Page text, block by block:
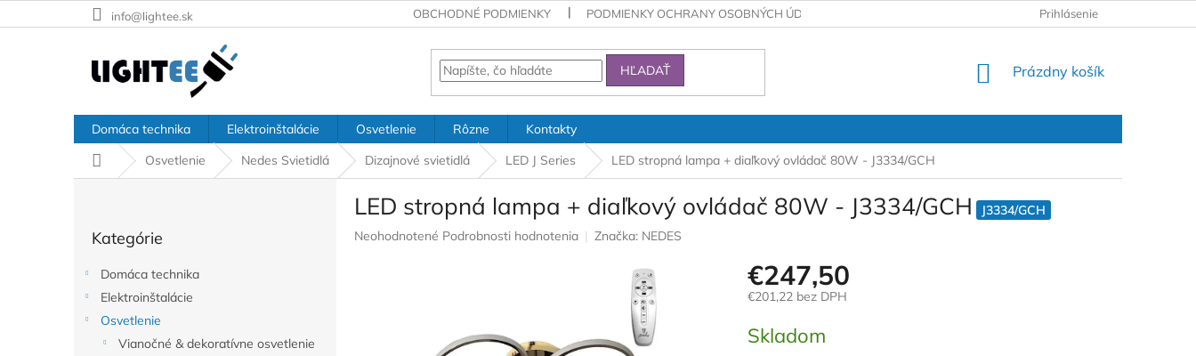
na
info@lightee.sk OBCHODNÉ PODMIENKY PODMIENKY OCHRANY OSOBNÝCH ÚDAJOV Prihlásenie
HĽADAŤ
NÁKUPNÝ
Prázdny košík
Domáca technika Elektroinštalácie Osvetlenie Rôzne
Kontakty
DomovOsvetlenie Nedes Svietidlá Dizajnové svietidlá LED J Series LED stropná lampa + diaľkový ovládač 80W - J3334/GCH
kategórie
Kategórie
Domáca technika
Elektroinštalácie
Osvetlenie
Vianočné & dekoratívne osvetlenie
LED stropná lampa + diaľkový ovládač 80W - J3334/GCH
J3334/GCH
Priemerné
Neohodnotené Podrobnosti hodnotenia Značka: NEDES
€247,50
€201,22 bez DPH
cena:
Skladom